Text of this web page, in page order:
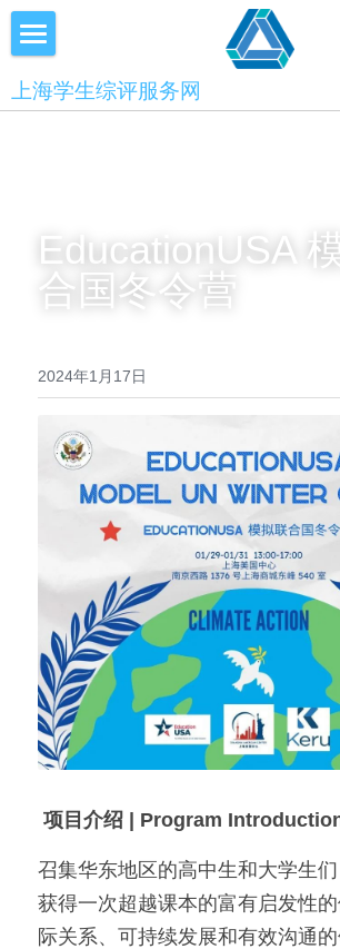
上海学生综评服务网
服务中心
科创书店
心理咨询
美国高中NRCA
美国高中DC
Waterloo School
日本高中留学
精品课程
优沃家教
新闻消息
联系我们
EducationUSA
合国冬令营
2024年1月17日
项目介绍 | Program
召集华东地区的高中生和大学生们
获得一次超越课本的富有启发性
际关系、可持续发展和有效沟通
商品分类
优沃家教